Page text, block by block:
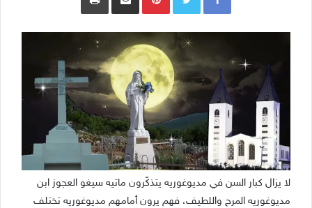
لا يزال كبار السن في مديوغوريه يتذكّرون ماتيه سيغو العجوز ابن
مديوغوريه المرح واللطيف، فهم يرون أمامهم مديوغوريه تختلف